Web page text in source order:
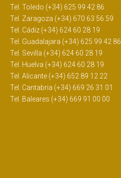
Tel. Toledo (+34) 625 99 42 86
Tel. Zaragoza (+34) 670 63 56 59
Tel. Cádiz (+34) 624 60 28 19
Tel. Guadalajara (+34) 625 99 42 86
Tel. Sevilla (+34) 624 60 28 19
Tel. Huelva (+34) 624 60 28 19
Tel. Alicante (+34) 652 89 12 22
Tel. Cantabria (+34) 669 26 31 01
Tel. Baleares (+34) 669 91 00 00